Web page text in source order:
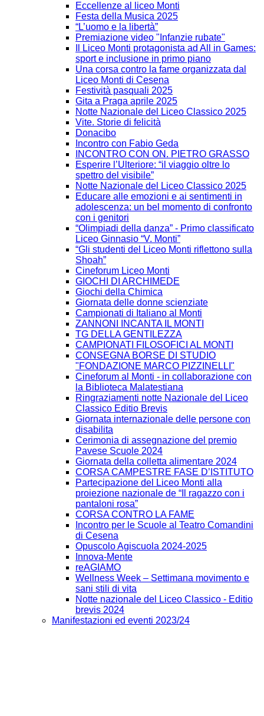
Eccellenze al liceo Monti
Festa della Musica 2025
“L’uomo e la libertà”
Premiazione video "Infanzie rubate"
Il Liceo Monti protagonista ad All in Games:
sport e inclusione in primo piano
Una corsa contro la fame organizzata dal
Liceo Monti di Cesena
Festività pasquali 2025
Gita a Praga aprile 2025
Notte Nazionale del Liceo Classico 2025
Vite. Storie di felicità
Donacibo
Incontro con Fabio Geda
INCONTRO CON ON. PIETRO GRASSO
Esperire l’Ulteriore: “il viaggio oltre lo
spettro del visibile”
Notte Nazionale del Liceo Classico 2025
Educare alle emozioni e ai sentimenti in
adolescenza: un bel momento di confronto
con i genitori
“Olimpiadi della danza” - Primo classificato
Liceo Ginnasio “V. Monti”
“Gli studenti del Liceo Monti riflettono sulla
Shoah”
Cineforum Liceo Monti
GIOCHI DI ARCHIMEDE
Giochi della Chimica
Giornata delle donne scienziate
Campionati di Italiano al Monti
ZANNONI INCANTA IL MONTI
TG DELLA GENTILEZZA
CAMPIONATI FILOSOFICI AL MONTI
CONSEGNA BORSE DI STUDIO
"FONDAZIONE MARCO PIZZINELLI"
Cineforum al Monti - in collaborazione con
la Biblioteca Malatestiana
Ringraziamenti notte Nazionale del Liceo
Classico Editio Brevis
Giornata internazionale delle persone con
disabilita
Cerimonia di assegnazione del premio
Pavese Scuole 2024
Giornata della colletta alimentare 2024
CORSA CAMPESTRE FASE D’ISTITUTO
Partecipazione del Liceo Monti alla
proiezione nazionale de “Il ragazzo con i
pantaloni rosa”
CORSA CONTRO LA FAME
Incontro per le Scuole al Teatro Comandini
di Cesena
Opuscolo Agiscuola 2024-2025
Innova-Mente
reAGIAMO
Wellness Week – Settimana movimento e
sani stili di vita
Notte nazionale del Liceo Classico - Editio
brevis 2024
Manifestazioni ed eventi 2023/24